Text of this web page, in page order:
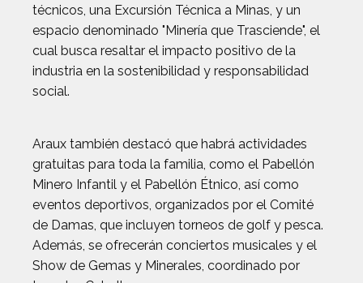
técnicos, una Excursión Técnica a Minas, y un
espacio denominado "Minería que Trasciende", el
cual busca resaltar el impacto positivo de la
industria en la sostenibilidad y responsabilidad
social.
Araux también destacó que habrá actividades
gratuitas para toda la familia, como el Pabellón
Minero Infantil y el Pabellón Étnico, así como
eventos deportivos, organizados por el Comité
de Damas, que incluyen torneos de golf y pesca.
Además, se ofrecerán conciertos musicales y el
Show de Gemas y Minerales, coordinado por